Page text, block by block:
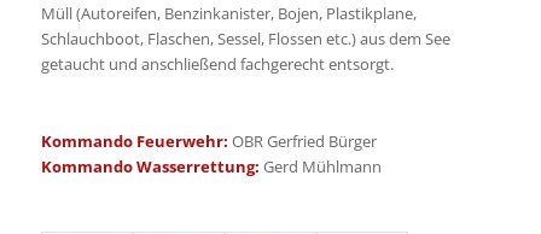
Müll (Autoreifen, Benzinkanister, Bojen, Plastikplane,
Schlauchboot, Flaschen, Sessel, Flossen etc.) aus dem See
getaucht und anschließend fachgerecht entsorgt.
Kommando Feuerwehr: OBR Gerfried Bürger
Kommando Wasserrettung: Gerd Mühlmann